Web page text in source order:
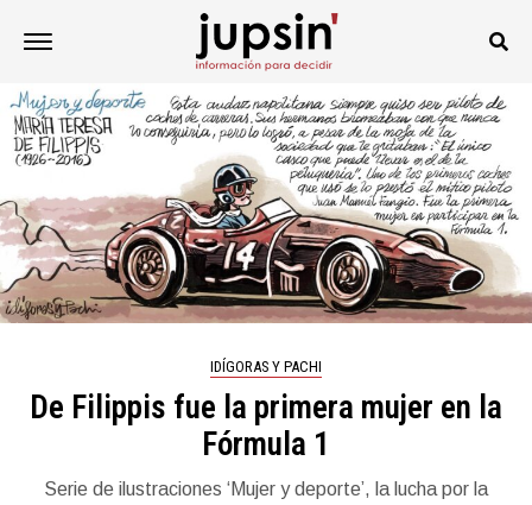
IDÍGORAS Y PACHI
De Filippis fue la primera mujer en la
Fórmula 1
Serie de ilustraciones ‘Mujer y deporte’, la lucha por la